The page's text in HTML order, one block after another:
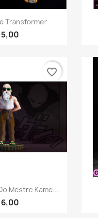
rápida
Transformer
5,00
rápida
Mestre Kame...
6,00
favorite_border